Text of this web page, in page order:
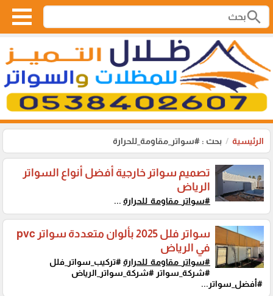
search
الرئيسية بحث : #سواتر_مقاومة_للحرارة
تصميم سواتر خارجية أفضل أنواع السواتر
الرياض
#سواتر_مقاومة_للحرارة ...
سواتر فلل 2025 بألوان متعددة سواتر pvc
في الرياض
#سواتر_مقاومة_للحرارة#تركيب_سواتر_فلل
#شركة_سواتر #شركة_سواتر_الرياض
#أفضل_سواتر...